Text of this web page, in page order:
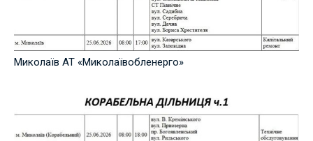
Миколаїв АТ «Миколаївобленерго»